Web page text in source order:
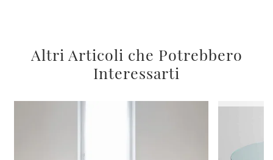
Altri Articoli che Potrebbero
Interessarti